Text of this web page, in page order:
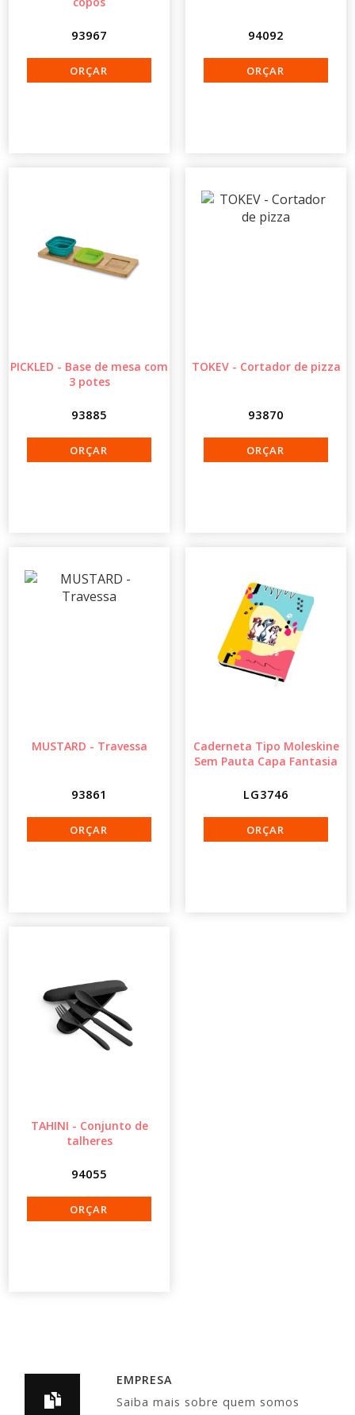
93967 94092
PICKLED - Base de mesa com
3 potes
93885
TOKEV - Cortador de pizza
93870
MUSTARD - Travessa
93861
Caderneta Tipo Moleskine
Sem Pauta Capa Fantasia
LG3746
TAHINI - Conjunto de
talheres
94055
EMPRESA
Saiba mais sobre quem somos